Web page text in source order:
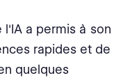
a permis à son
rapides et de
quelques